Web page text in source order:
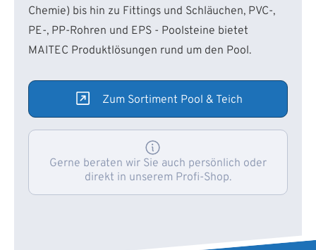
Chemie) bis hin zu Fittings und Schläuchen, PVC-,
PE-, PP-Rohren und EPS - Poolsteine bietet
MAITEC Produktlösungen rund um den Pool.
Zum Sortiment Pool & Teich
Gerne beraten wir Sie auch persönlich oder
direkt in unserem Profi-Shop.